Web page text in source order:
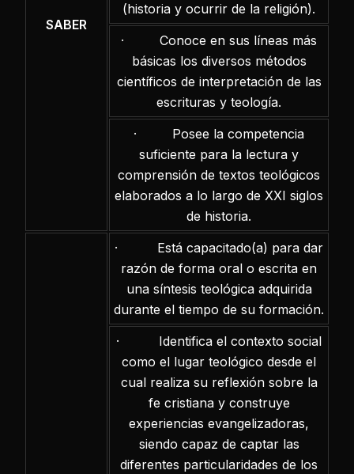
SABER
(historia y ocurrir de la religión).
· Conoce en sus líneas más
básicas los diversos métodos
científicos de interpretación de las
escrituras y teología.
· Posee la competencia
suficiente para la lectura y
comprensión de textos teológicos
elaborados a lo largo de XXI siglos
de historia.
· Está capacitado(a) para dar
razón de forma oral o escrita en
una síntesis teológica adquirida
durante el tiempo de su formación.
· Identifica el contexto social
como el lugar teológico desde el
cual realiza su reflexión sobre la
fe cristiana y construye
experiencias evangelizadoras,
siendo capaz de captar las
diferentes particularidades de los